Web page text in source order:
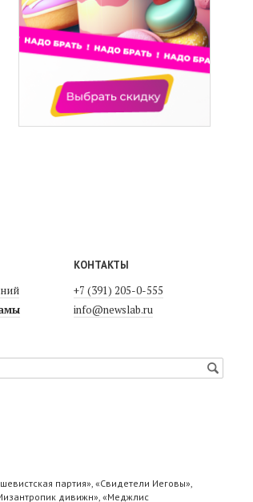
КОНТАКТЫ
+7 (391) 205-0-555
info@newslab.ru
партия», «Свидетели Иеговы»,
дивижн», «Меджлис